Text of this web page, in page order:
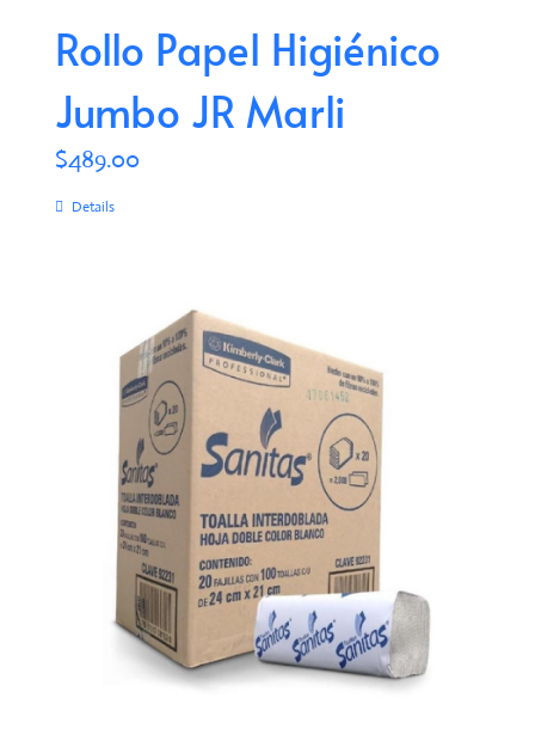
Rollo Papel Higiénico
Jumbo JR Marli
$489.00
Details